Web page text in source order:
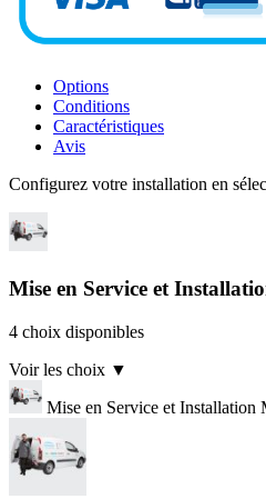
Options
Conditions
Caractéristiques
Avis
Configurez votre installation en
Mise en Service et
4 choix disponibles
Voir les choix ▼
Mise en Service et Installation